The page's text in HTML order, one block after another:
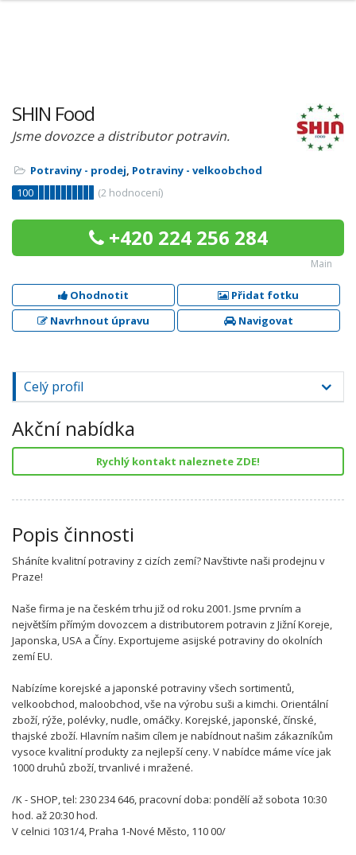
SHIN Food
Jsme dovozce a distributor potravin.
Potraviny - prodej, Potraviny - velkoobchod
100
(2 hodnocení)
+420 224 256 284
Main
Ohodnotit
Přidat fotku
Navrhnout úpravu
Navigovat
Celý profil
Akční nabídka
Rychlý kontakt naleznete ZDE!
Popis činnosti
Sháníte kvalitní potraviny z cizích zemí? Navštivte naši prodejnu v
Praze!
Naše firma je na českém trhu již od roku 2001. Jsme prvním a
největším přímým dovozcem a distributorem potravin z Jižní Koreje,
Japonska, USA a Číny. Exportujeme asijské potraviny do okolních
zemí EU.
Nabízíme korejské a japonské potraviny všech sortimentů,
velkoobchod, maloobchod, vše na výrobu suši a kimchi. Orientální
zboží, rýže, polévky, nudle, omáčky. Korejské, japonské, čínské,
thajské zboží. Hlavním našim cílem je nabídnout našim zákazníkům
vysoce kvalitní produkty za nejlepší ceny. V nabídce máme více jak
1000 druhů zboží, trvanlivé i mražené.
/K - SHOP, tel: 230 234 646, pracovní doba: pondělí až sobota 10:30
hod. až 20:30 hod.
V celnici 1031/4, Praha 1-Nové Město, 110 00/